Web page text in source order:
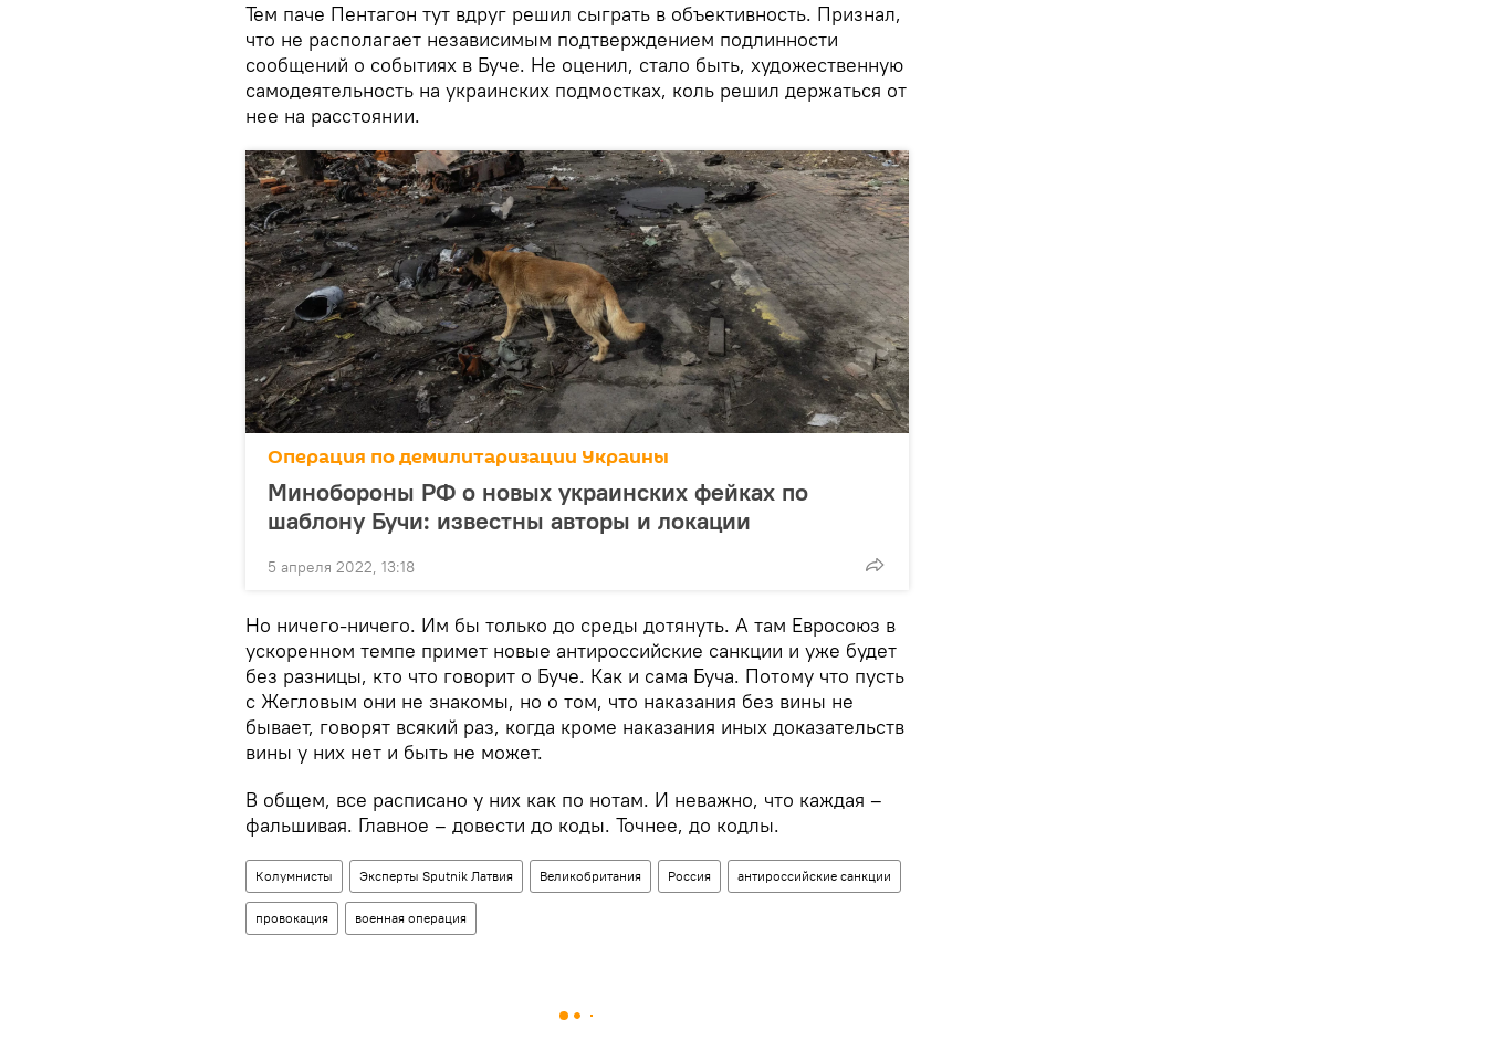
Тем паче Пентагон тут вдруг решил сыграть в объективность. Признал,
что не располагает независимым подтверждением подлинности
сообщений о событиях в Буче. Не оценил, стало быть, художественную
самодеятельность на украинских подмостках, коль решил держаться от
нее на расстоянии.
Операция по демилитаризации Украины
Минобороны РФ о новых украинских фейках по
шаблону Бучи: известны авторы и локации
5 апреля 2022, 13:18
Но ничего-ничего. Им бы только до среды дотянуть. А там Евросоюз в
ускоренном темпе примет новые антироссийские санкции и уже будет
без разницы, кто что говорит о Буче. Как и сама Буча. Потому что пусть
с Жегловым они не знакомы, но о том, что наказания без вины не
бывает, говорят всякий раз, когда кроме наказания иных доказательств
вины у них нет и быть не может.
В общем, все расписано у них как по нотам. И неважно, что каждая –
фальшивая. Главное – довести до коды. Точнее, до кодлы.
Колумнисты Эксперты Sputnik Латвия Великобритания Россия антироссийские санкции
провокация военная операция